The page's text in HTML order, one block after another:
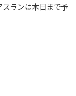
ランは本日まで予